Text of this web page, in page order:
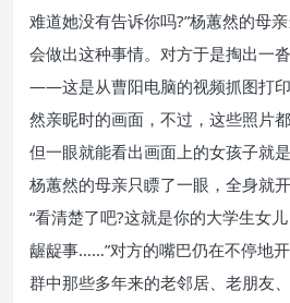
难道她没有告诉你吗?”杨蕙然的母
会做出这种事情。对方于是掏出一
——这是从曹阳电脑的视频抓图打
然亲昵时的画面，不过，这些照片
但一眼就能看出画面上的女孩子就是
杨蕙然的母亲只瞟了一眼，全身就
“看清楚了吧?这就是你的大学生女
龌龊事……”对方的嘴巴仍在不停地
群中那些多年来的老邻居、老朋友